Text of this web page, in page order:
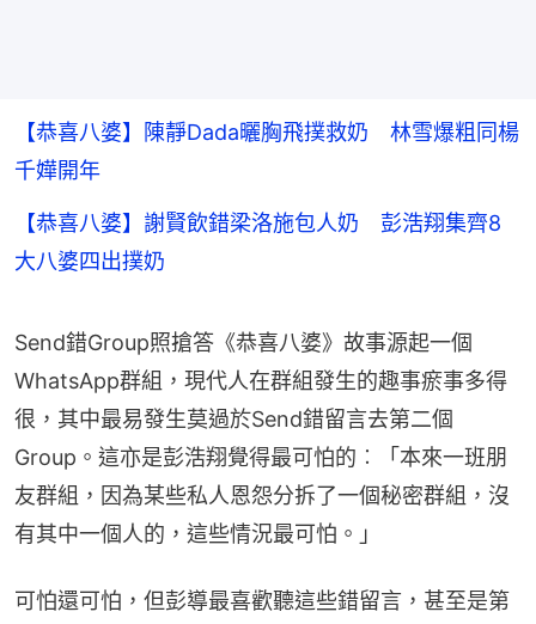
【恭喜八婆】陳靜Dada曬胸飛撲救奶 林雪爆粗同楊
千嬅開年
【恭喜八婆】謝賢飲錯梁洛施包人奶 彭浩翔集齊8
大八婆四出撲奶
Send錯Group照搶答《恭喜八婆》故事源起一個
WhatsApp群組，現代人在群組發生的趣事瘀事多得
很，其中最易發生莫過於Send錯留言去第二個
Group。這亦是彭浩翔覺得最可怕的︰「本來一班朋
友群組，因為某些私人恩怨分拆了一個秘密群組，沒
有其中一個人的，這些情況最可怕。」
可怕還可怕，但彭導最喜歡聽這些錯留言，甚至是第